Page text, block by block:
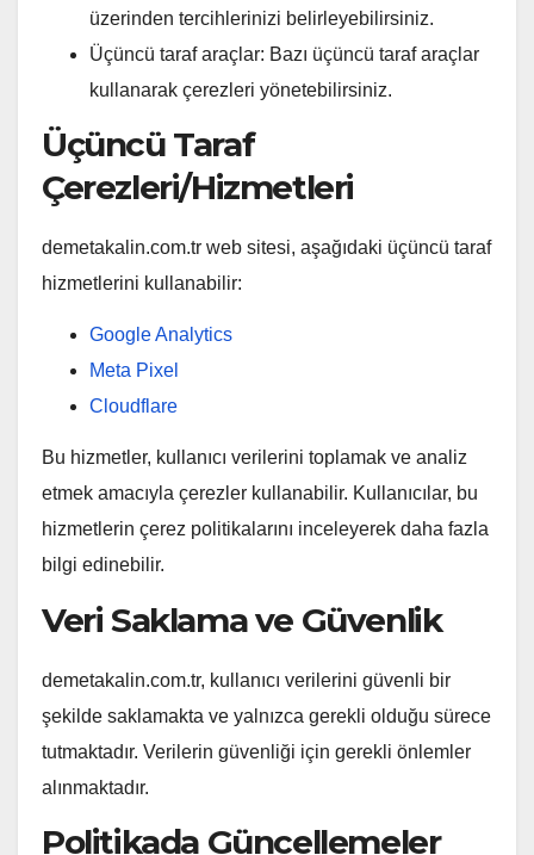
üzerinden tercihlerinizi belirleyebilirsiniz.
Üçüncü taraf araçlar: Bazı üçüncü taraf araçlar
kullanarak çerezleri yönetebilirsiniz.
Üçüncü Taraf
Çerezleri/Hizmetleri
demetakalin.com.tr web sitesi, aşağıdaki üçüncü taraf
hizmetlerini kullanabilir:
Google Analytics
Meta Pixel
Cloudflare
Bu hizmetler, kullanıcı verilerini toplamak ve analiz
etmek amacıyla çerezler kullanabilir. Kullanıcılar, bu
hizmetlerin çerez politikalarını inceleyerek daha fazla
bilgi edinebilir.
Veri Saklama ve Güvenlik
demetakalin.com.tr, kullanıcı verilerini güvenli bir
şekilde saklamakta ve yalnızca gerekli olduğu sürece
tutmaktadır. Verilerin güvenliği için gerekli önlemler
alınmaktadır.
Politikada Güncellemeler